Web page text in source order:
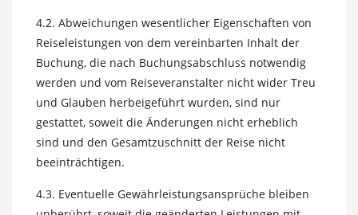
4.2. Abweichungen wesentlicher Eigenschaften von
Reiseleistungen von dem vereinbarten Inhalt der
Buchung, die nach Buchungsabschluss notwendig
werden und vom Reiseveranstalter nicht wider Treu
und Glauben herbeigeführt wurden, sind nur
gestattet, soweit die Änderungen nicht erheblich
sind und den Gesamtzuschnitt der Reise nicht
beeinträchtigen.
4.3. Eventuelle Gewährleistungsansprüche bleiben